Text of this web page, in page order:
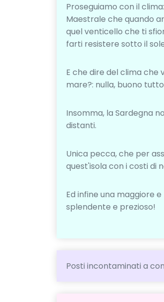
Proseguiamo con il
Maestrale che quando
quel venticello che ti
farti resistere sotto il
E che dire del clima che
mare?: nulla, buono
Insomma, la Sardegna
distanti.
Unica pecca, che per
quest'isola con i costi di
Ed infine una maggiore
splendente e prezioso!
Posti incontaminati a